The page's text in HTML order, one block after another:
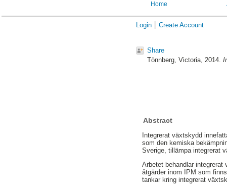
Home
Login Create Account
Share
Tönnberg, Victoria, 2014.
Abstract
Integrerat växtskydd
som den kemiska
Sverige, tillämpa integrerat
Arbetet behandlar
åtgärder inom IPM som
tankar kring integrerat